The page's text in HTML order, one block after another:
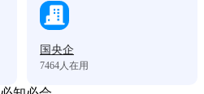
国央企
7464人在用